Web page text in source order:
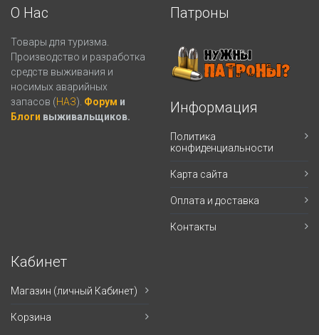
О Нас
Товары для туризма.
Производство и разработка
средств выживания и
носимых аварийных
запасов (НАЗ). Форум и
Блоги выживальщиков.
Патроны
Информация
Политика
конфиденциальности
Карта сайта
Оплата и доставка
Контакты
Кабинет
Магазин (личный Кабинет)
Корзина